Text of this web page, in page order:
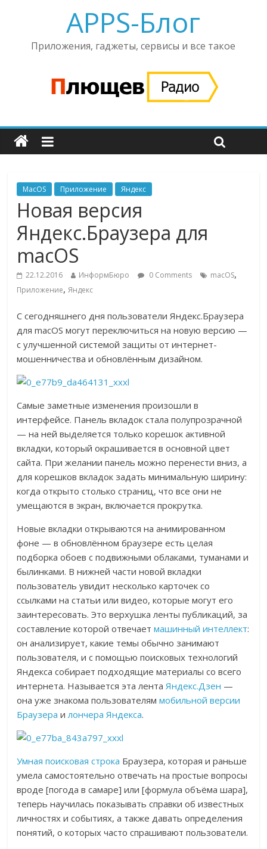
APPS-Блог
Приложения, гаджеты, сервисы и все такое
MacOS Приложение Яндекс
Новая версия
Яндекс.Браузера для
macOS
22.12.2016 ИнформБюро 0 Comments macOS,
Приложение,Яндекс
С сегодняшнего дня пользователи Яндекс.Браузера
для macOS могут переключиться на новую версию —
с улучшенной системой защиты от интернет-
мошенничества и обновлённым дизайном.
Самые заметные изменения произошли в
интерфейсе. Панель вкладок стала полупрозрачной
— на ней выделяется только корешок активной
вкладки, который окрашивается в основной цвет
сайта. При желании панель можно перенести вниз, а
для корешков вкладок задать минимальную ширину:
когда открыто столько страниц, что все они не
умещаются в экран, включается прокрутка.
Новые вкладки открываются на анимированном
фоне — в обновлённом браузере есть целая
подборка обоев с подвижными облаками, туманами и
былинками. В нижней части новой вкладки
пользователь увидит несколько карточек со
ссылками на статьи или видео, которые могут его
заинтересовать. Это верхушка ленты публикаций, за
составление которой отвечаетмашинный интеллект:
он анализирует, какие темы обычно занимают
пользователя, и с помощью поисковых технологий
Яндекса собирает подходящие материалы со всего
интернета. Называется эта лентаЯндекс.Дзен —
она уже знакома пользователяммобильной версии
Браузера илончера Яндекса.
Умная поисковая строка Браузера, которая и раньше
умела самостоятельно отвечать на простые вопросы
вроде [погода в самаре] или [формула объёма шара],
теперь научилась показывать справки об известных
личностях и событиях, а также давать определения
понятий, о которых часто спрашивают пользователи.